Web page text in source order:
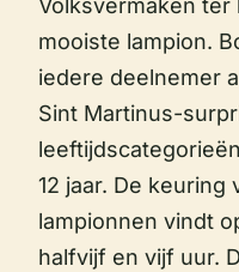
Volksvermaken
mooiste lampion.
iedere deelnemer
Sint Martinus-
12 jaar. De
lampionnen vindt
halfvijf en vijf uur.